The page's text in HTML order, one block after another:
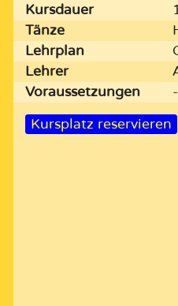
Kursdauer
Tänze
Lehrplan
Lehrer
Vor­aus­setzungen
Kursplatz reservieren